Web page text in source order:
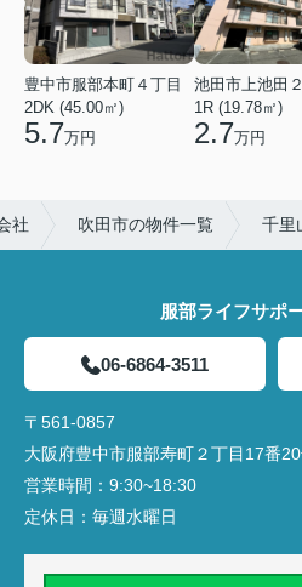
豊中市服部本町４丁目
2DK (45.00㎡)
5.7万円
池田市上池田
1R (19.78㎡)
2.7万円
社 吹田市の物件一覧 千里
服部ライフサポ
06-6864-3511
〒561-0857
大阪府豊中市服部寿町２丁目17番
営業時間： 9:30~18:30
定休日： 毎週水曜日